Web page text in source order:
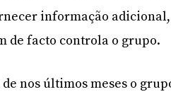
informação
de facto controla o grupo.
nos últimos meses o